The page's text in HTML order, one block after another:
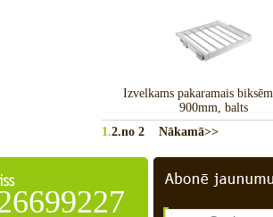
Izvelkams pakaramais
900mm, balts
1.2.no 2 Nākamā>>